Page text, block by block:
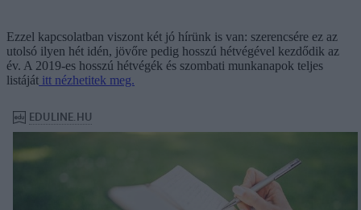
Ezzel kapcsolatban viszont két jó hírünk is van: szerencsére ez az
utolsó ilyen hét idén, jövőre pedig hosszú hétvégével kezdődik az
év. A 2019-es hosszú hétvégék és szombati munkanapok teljes
listáját itt nézhetitek meg.